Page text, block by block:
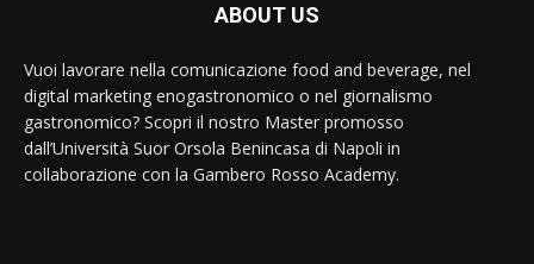
ABOUT US
Vuoi lavorare nella comunicazione food and beverage, nel
digital marketing enogastronomico o nel giornalismo
gastronomico? Scopri il nostro Master promosso
dall’Università Suor Orsola Benincasa di Napoli in
collaborazione con la Gambero Rosso Academy.